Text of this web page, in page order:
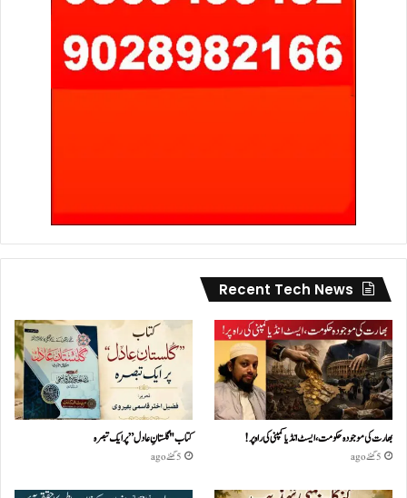
Recent Tech News
بھارت کی موجودہ حکومت،ایسٹ انڈیا کمپنی کی راہ پر!
5 گھنٹے ago
کتاب "گلستانِ عادل” پر ایک تبصرہ
5 گھنٹے ago